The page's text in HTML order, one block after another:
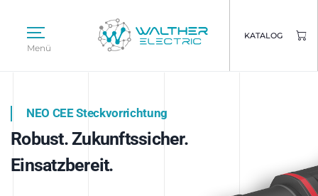
Menü
KATALOG
Intelligente Stromverteilung
NEO CEE Steckvorrichtung
Robust. Zukunftssicher.
Einsatzbereit.
Intelligenz trifft Energie.